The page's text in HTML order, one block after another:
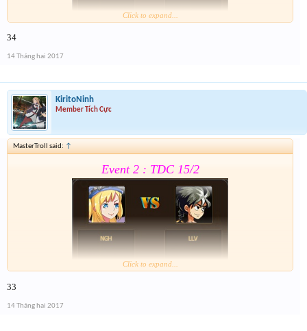
Chung kết r ráng quẫy đi ae phần thưởng xôm hơn
Click to expand...
34
14 Tháng hai 2017
KiritoNinh
Member Tích Cực
MasterTroll said: ↑
Event 2 : TDC 15/2
Chung kết r ráng quẫy đi ae phần thưởng xôm hơn
Click to expand...
33
14 Tháng hai 2017